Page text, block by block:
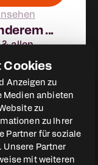
Anzeigen zu
Medien anbieten
zu
zu Ihrer
Partner für soziale
Unsere Partner
mit weiteren
...
allen